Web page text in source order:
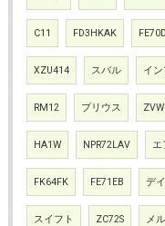
C11 FD3HKAK
XZU414 スバル イ
RM12 プリウス
HA1W NPR72LAV エ
FK64FK FE71EB デ
スイフト ZC72S メ